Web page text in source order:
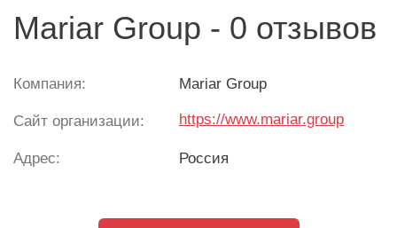
Mariar Group - 0 отзывов
Компания: Mariar Group
Сайт организации: https://www.mariar.group
Адрес: Россия